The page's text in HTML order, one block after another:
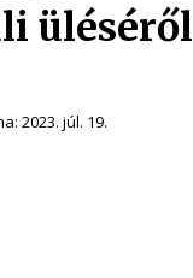
üléséről
2023. júl. 19.